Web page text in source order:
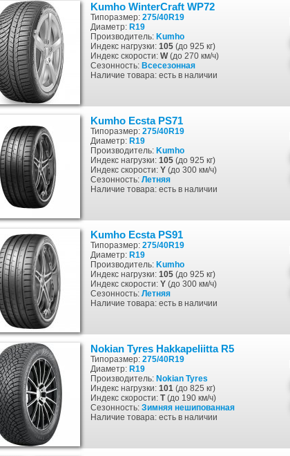
Kumho WinterCraft WP72
Типоразмер: 275/40R19
Диаметр: R19
Производитель: Kumho
Индекс нагрузки: 105 (до 925 кг)
Индекс скорости: W(до 270 км/ч)
Сезонность: Всесезонная
Наличие товара: есть в наличии
Kumho Ecsta PS71
Типоразмер: 275/40R19
Диаметр: R19
Производитель: Kumho
Индекс нагрузки: 105 (до 925 кг)
Индекс скорости: Y (до 300 км/ч)
Сезонность: Летняя
Наличие товара: есть в наличии
Kumho Ecsta PS91
Типоразмер: 275/40R19
Диаметр: R19
Производитель: Kumho
Индекс нагрузки: 105 (до 925 кг)
Индекс скорости: Y (до 300 км/ч)
Сезонность: Летняя
Наличие товара: есть в наличии
Nokian Tyres Hakkapeliitta R5
Типоразмер: 275/40R19
Диаметр: R19
Производитель: Nokian Tyres
Индекс нагрузки: 101 (до 825 кг)
Индекс скорости: T(до 190 км/ч)
Сезонность: Зимняя нешипованная
Наличие товара: есть в наличии